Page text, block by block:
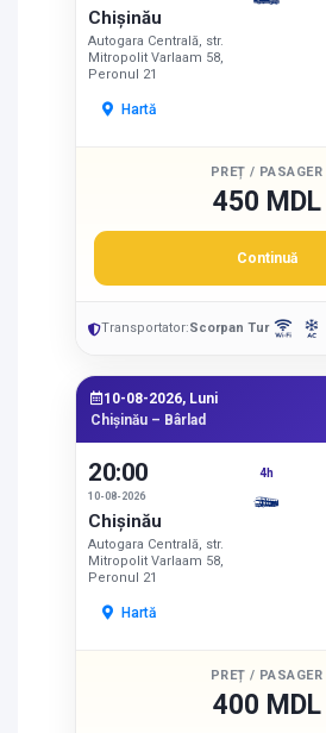
Chișinău
Autogara Centrală, str.
Mitropolit Varlaam 58,
Peronul 21
Hartă
PREȚ / PASAGER
450 MDL
Continuă
Transportator:Scorpan Tur
10-08-2026, Luni
Chișinău – Bârlad
20:00
10-08-2026
Chișinău
Autogara Centrală, str.
Mitropolit Varlaam 58,
Peronul 21
Hartă
4h
PREȚ / PASAGER
400 MDL